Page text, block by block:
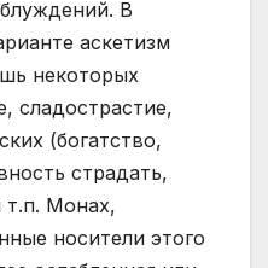
В
аскетизм
некоторых
сладострастие,
(богатство,
страдать,
т.п. Монах,
носители этого